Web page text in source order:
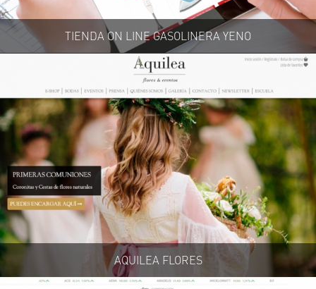
TIENDA ON LINE GASOLINERA YENO
AQUILEA FLORES